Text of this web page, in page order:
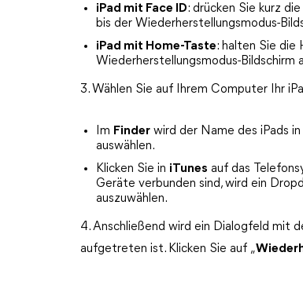
iPad mit Face ID: drücken Sie kurz
bis der Wiederherstellungsmodus-
iPad mit Home-Taste: halten Sie die
Wiederherstellungsmodus-Bildschirm
3. Wählen Sie auf Ihrem Computer Ihr
Im Finder wird der Name des iPads
auswählen.
Klicken Sie in iTunes auf das
Geräte verbunden sind, wird ein
auszuwählen.
4. Anschließend wird ein Dialogfeld mit
aufgetreten ist. Klicken Sie auf „